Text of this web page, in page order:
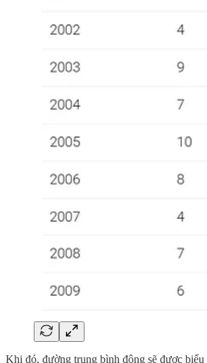
Khi đó, đường trung bình động sẽ được